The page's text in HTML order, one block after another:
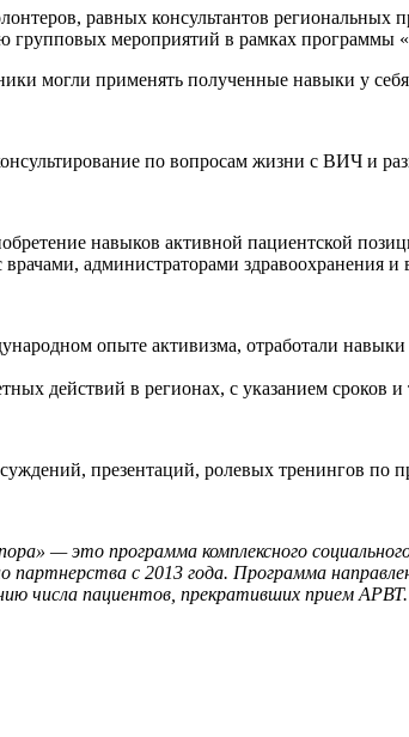
равных консультантов
групповых мероприятий в рамках программы
могли применять полученные навыки у
по вопросам жизни с ВИЧ и
навыков активной пациентской
администраторами здравоохранения и
опыте активизма, отработали
действий в регионах, с указанием сроков
презентаций, ролевых тренингов
— это программа комплексного
партнерства с 2013 года. Программа
числа пациентов, прекративших прием